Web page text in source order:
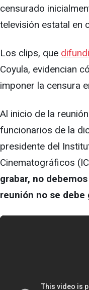
censurado
televisión estatal en
Los clips, que
Coyula, evidencian
imponer la censura
Al inicio de la reunión
funcionarios de la
presidente del
Cinematográficos
grabar, no
reunión no se debe